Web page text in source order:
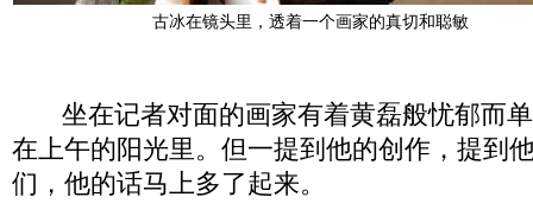
古冰在镜头里，透着一个画家的真切和聪敏
坐在记者对面的画家有着黄磊般忧郁而单
在上午的阳光里。但一提到他的创作，提到
们，他的话马上多了起来。